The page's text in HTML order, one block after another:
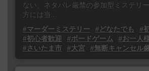
ない、ネタバレ厳禁の参加型ミステリ
方には当...
#マーダーミステリー
#どなたでも
#
#初心者歓迎
#ボードゲーム
#お一人
#さいたま市
#大宮 #無断キャンセル